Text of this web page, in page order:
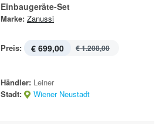
Einbaugeräte-Set
Marke: Zanussi
Preis: € 699,00 € 1.208,00
Händler: Leiner
Stadt:
Wiener Neustadt